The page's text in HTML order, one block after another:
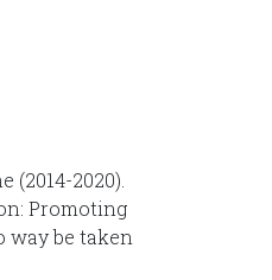
(2014-2020).
Promoting
way be taken